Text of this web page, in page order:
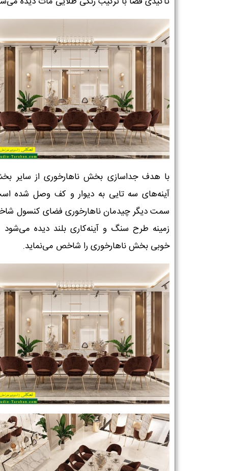
با هدف جداسازی بخش ناهارخوری از سایر
آینه‌های سه تایی به دیوار و کف وصل شده
سمت دیگر چیدمان ناهارخوری فضای کنسول
زمینه طرح سنگ و آینه‌کاری بلند دیده می‌شود
خوبی بخش ناهارخوری را شاخص می‌نماید.